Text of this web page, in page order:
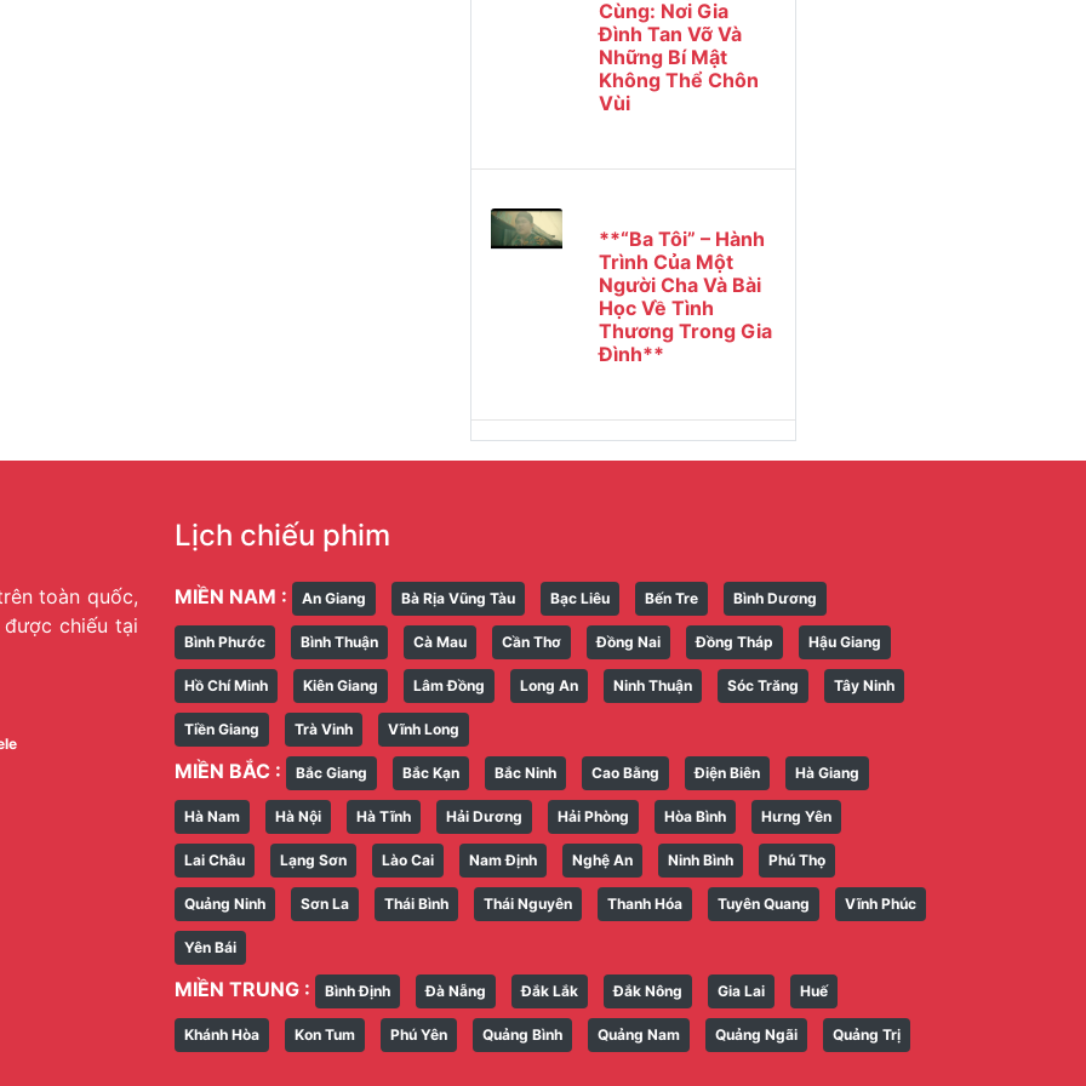
Cùng: Nơi Gia
Đình Tan Vỡ Và
Những Bí Mật
Không Thể Chôn
Vùi
**“Ba Tôi” – Hành
Trình Của Một
Người Cha Và Bài
Học Về Tình
Thương Trong Gia
Đình**
toàn quốc,
chiếu tại
Lịch chiếu phim
MIỀN NAM : An Giang Bà Rịa Vũng Tàu Bạc Liêu Bến Tre Bình Dương
Bình Phước Bình Thuận Cà Mau Cần Thơ Đồng Nai Đồng Tháp Hậu Giang
Hồ Chí Minh Kiên Giang Lâm Đồng Long An Ninh Thuận Sóc Trăng Tây Ninh
Tiền Giang Trà Vinh Vĩnh Long
MIỀN BẮC : Bắc Giang Bắc Kạn Bắc Ninh Cao Bằng Điện Biên Hà Giang
Hà Nam Hà Nội Hà Tĩnh Hải Dương Hải Phòng Hòa Bình Hưng Yên
Lai Châu Lạng Sơn Lào Cai Nam Định Nghệ An Ninh Bình Phú Thọ
Quảng Ninh Sơn La Thái Bình Thái Nguyên Thanh Hóa Tuyên Quang Vĩnh Phúc
Yên Bái
MIỀN TRUNG : Bình Định Đà Nẵng Đắk Lắk Đắk Nông Gia Lai Huế
Khánh Hòa Kon Tum Phú Yên Quảng Bình Quảng Nam Quảng Ngãi Quảng Trị